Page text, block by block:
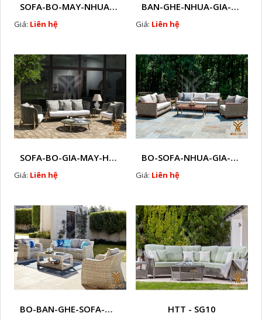
SOFA-BO-MAY-NHUA-HTT - S31
Giá: Liên hệ
BAN-GHE-NHUA-GIA-MAY- HTT - S35
Giá: Liên hệ
SOFA-BO-GIA-MAY-HTT - S39
Giá: Liên hệ
BO-SOFA-NHUA-GIA-MAY-HTT - S42
Giá: Liên hệ
BO-BAN-GHE-SOFA-MÂY-NHUA-HTT - S43 HTT - SG10